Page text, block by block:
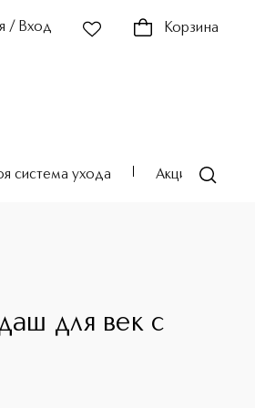
/ Вход Корзина
система ухода Акции
для век с